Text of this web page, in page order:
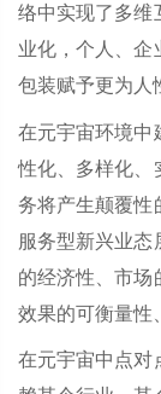
络中实现了多维
业化，个人、企
包装赋予更为人
在元宇宙环境中
性化、多样化、
务将产生颠覆性
服务型新兴业态
的经济性、市场
效果的可衡量性
在元宇宙中点对